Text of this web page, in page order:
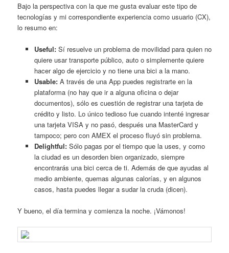
Bajo la perspectiva con la que me gusta evaluar este tipo de
tecnologías y mi correspondiente experiencia como usuario (CX),
lo resumo en:
Useful:Sí resuelve un problema de movilidad para quien no
quiere usar transporte público, auto o simplemente quiere
hacer algo de ejercicio y no tiene una bici a la mano.
Usable:A través de una App puedes registrarte en la
plataforma (no hay que ir a alguna oficina o dejar
documentos), sólo es cuestión de registrar una tarjeta de
crédito y listo. Lo único tedioso fue cuando intenté ingresar
una tarjeta VISA y no pasó, después una MasterCard y
tampoco; pero con AMEX el proceso fluyó sin problema.
Delightful:Sólo pagas por el tiempo que la uses, y como
la ciudad es un desorden bien organizado, siempre
encontrarás una bici cerca de ti. Además de que ayudas al
medio ambiente, quemas algunas calorías, y en algunos
casos, hasta puedes llegar a sudar la cruda (dicen).
Y bueno, el día termina y comienza la noche. ¡Vámonos!